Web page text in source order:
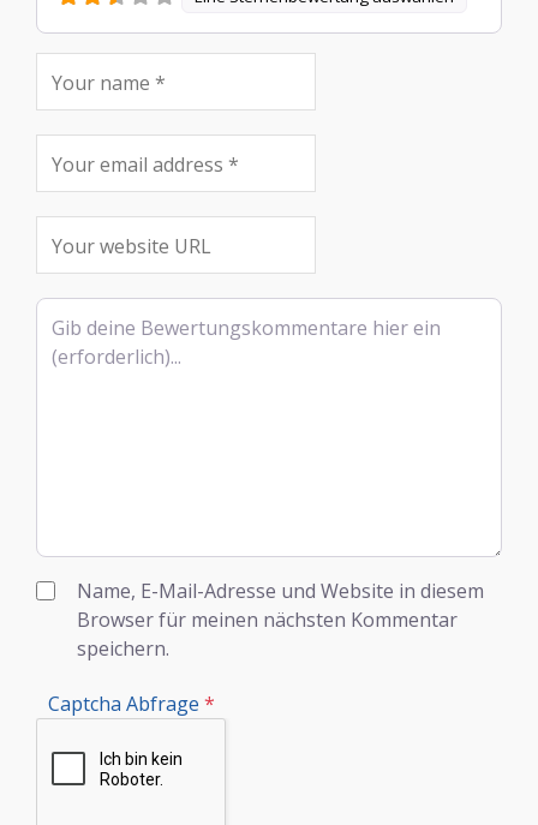
Rezensionstext
Name, E-Mail-Adresse und Website in diesem
Browser für meinen nächsten Kommentar
speichern.
Captcha Abfrage *